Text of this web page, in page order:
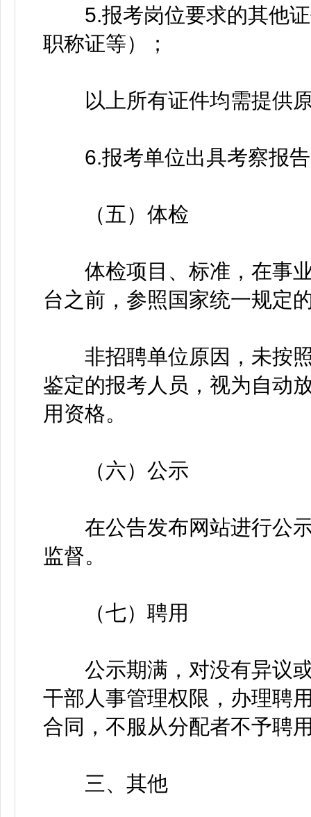
5.报考岗位要求的其他证
职称证等）；
以上所有证件均需提供原
6.报考单位出具考察报
（五）体检
体检项目、标准，在事业
台之前，参照国家统一规定
非招聘单位原因，未按照
鉴定的报考人员，视为自动
用资格。
（六）公示
在公告发布网站进行公示
监督。
（七）聘用
公示期满，对没有异议或
干部人事管理权限，办理聘
合同，不服从分配者不予聘
三、其他